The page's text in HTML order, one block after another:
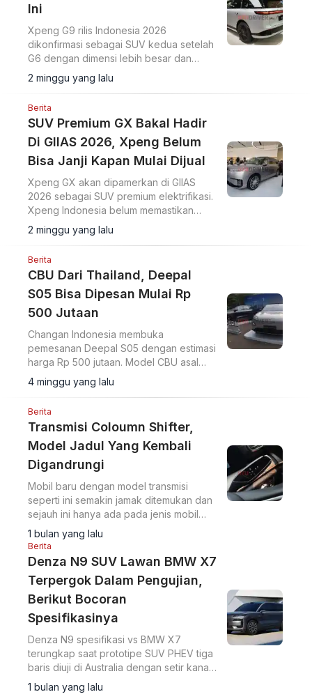
Ini
Xpeng G9 rilis Indonesia 2026
dikonfirmasi sebagai SUV kedua setelah
G6 dengan dimensi lebih besar dan
upgrade ADAS berbasis AI.
2 minggu yang lalu
Berita
SUV Premium GX Bakal Hadir
Di GIIAS 2026, Xpeng Belum
Bisa Janji Kapan Mulai Dijual
Xpeng GX akan dipamerkan di GIIAS
2026 sebagai SUV premium elektrifikasi.
Xpeng Indonesia belum memastikan
jadwal penjualan resmi di pasar
domestik.
2 minggu yang lalu
Berita
CBU Dari Thailand, Deepal
S05 Bisa Dipesan Mulai Rp
500 Jutaan
Changan Indonesia membuka
pemesanan Deepal S05 dengan estimasi
harga Rp 500 jutaan. Model CBU asal
Thailand ini hadir dalam varian BEV dan
REEV.
4 minggu yang lalu
Berita
Transmisi Coloumn Shifter,
Model Jadul Yang Kembali
Digandrungi
Mobil baru dengan model transmisi
seperti ini semakin jamak ditemukan dan
sejauh ini hanya ada pada jenis mobil
dengan transmisi otomatis atau pada
mobil listrik.
1 bulan yang lalu
Berita
Denza N9 SUV Lawan BMW X7
Terpergok Dalam Pengujian,
Berikut Bocoran
Spesifikasinya
Denza N9 spesifikasi vs BMW X7
terungkap saat prototipe SUV PHEV tiga
baris diuji di Australia dengan setir kanan,
tenaga gabungan 680 kW, dan
akselerasi 0-100 km/jam dalam 3,7 detik.
1 bulan yang lalu